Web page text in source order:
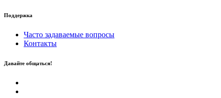
Поддержка
Часто задаваемые вопросы
Контакты
Давайте общаться!